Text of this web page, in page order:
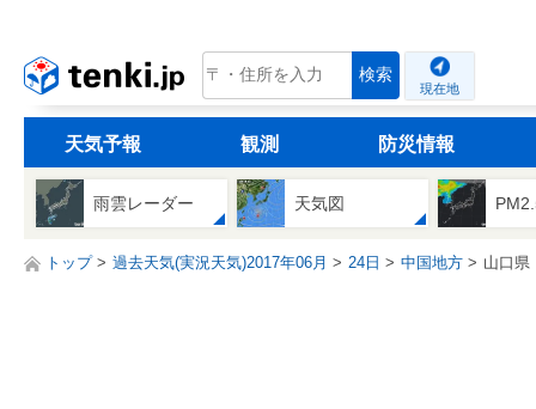
tenki.jp 検索
現在地
天気予報 観測 防災情報
雨雲レーダー 天気図
トップ 過去天気(実況天気)2017年06月 24日 中国地方 山口県